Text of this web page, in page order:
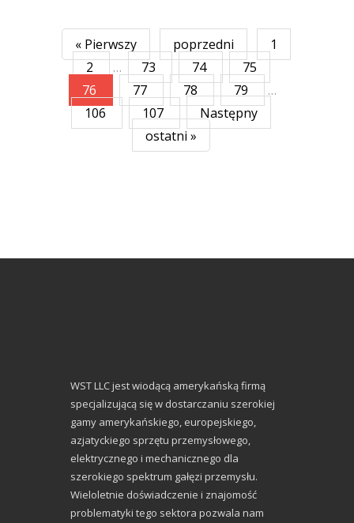
« Pierwszy poprzedni
1
2
… 73 74
75
76
77 78 79
…
106
107
Następny
ostatni »
WST LLC jest wiodącą amerykańską firmą
specjalizującą się w dostarczaniu szerokiej
gamy amerykańskiego, europejskiego,
azjatyckiego sprzętu przemysłowego,
elektrycznego i mechanicznego dla
szerokiego spektrum gałęzi przemysłu.
Wieloletnie doświadczenie i znajomość
problematyki tego sektora pozwala nam